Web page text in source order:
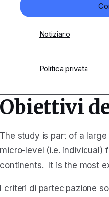
Notiziario
Politica privata
Obiettivi
The study is part of a
micro-level (i.e. individual)
continents. It is the most
I criteri di partecipazione